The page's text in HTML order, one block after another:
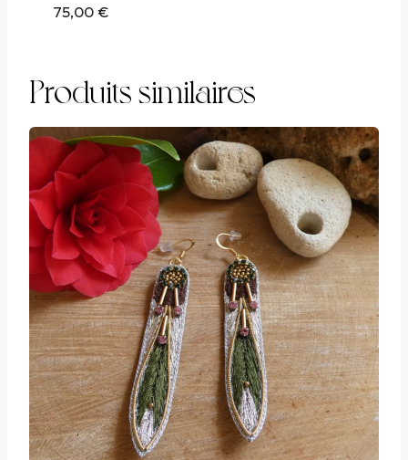
75,00€
Produits similaires